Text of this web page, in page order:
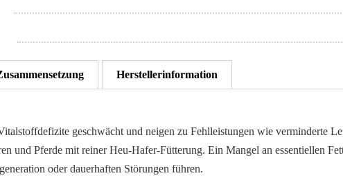
geschwächt und neigen zu Fehlleistungen wie verminderte
und Pferde mit reiner Heu-Hafer-Fütterung. Ein Mangel an essentiellen
oder dauerhaften Störungen führen.
Herstellerinformation